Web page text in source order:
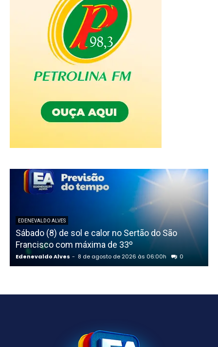
EDENEVALDO ALVES
Sábado (8) de sol e calor no Sertão do São
Francisco com máxima de 33º
Edenevaldo Alves - 8 de agosto de 2026 às 06:00h 0